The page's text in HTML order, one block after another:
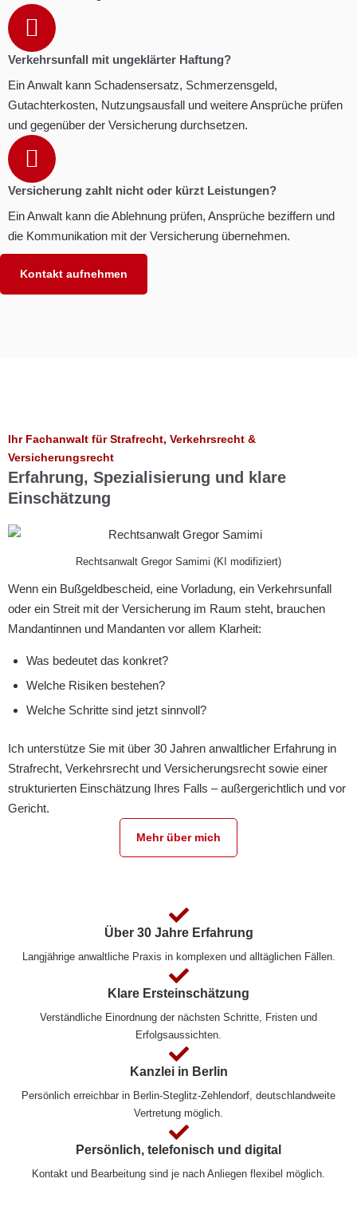
Verkehrsunfall mit ungeklärter Haftung?
Ein Anwalt kann Schadensersatz, Schmerzensgeld,
Gutachterkosten, Nutzungsausfall und weitere Ansprüche prüfen
und gegenüber der Versicherung durchsetzen.
Versicherung zahlt nicht oder kürzt Leistungen?
Ein Anwalt kann die Ablehnung prüfen, Ansprüche beziffern und
die Kommunikation mit der Versicherung übernehmen.
Kontakt aufnehmen
Ihr Fachanwalt für Strafrecht, Verkehrsrecht &
Versicherungsrecht
Erfahrung, Spezialisierung und klare
Einschätzung
Wenn ein Bußgeldbescheid, eine Vorladung, ein Verkehrsunfall
oder ein Streit mit der Versicherung im Raum steht, brauchen
Mandantinnen und Mandanten vor allem Klarheit:
Was bedeutet das konkret?
Welche Risiken bestehen?
Welche Schritte sind jetzt sinnvoll?
Ich unterstütze Sie mit über 30 Jahren anwaltlicher Erfahrung in
Strafrecht, Verkehrsrecht und Versicherungsrecht sowie einer
strukturierten Einschätzung Ihres Falls – außergerichtlich und vor
Gericht.
Mehr über mich
Rechtsanwalt Gregor Samimi (KI modifiziert)
Über 30 Jahre Erfahrung
Langjährige anwaltliche Praxis in komplexen und alltäglichen Fällen.
Klare Ersteinschätzung
Verständliche Einordnung der nächsten Schritte, Fristen und
Erfolgsaussichten.
Kanzlei in Berlin
Persönlich erreichbar in Berlin-Steglitz-Zehlendorf, deutschland­weite
Vertretung möglich.
Persönlich, telefonisch und digital
Kontakt und Bearbeitung sind je nach Anliegen flexibel möglich.